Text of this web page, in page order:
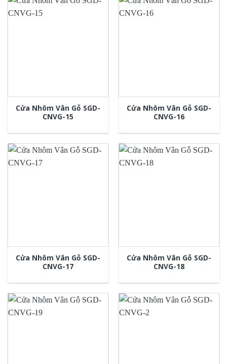
Cửa Nhôm Vân Gỗ SGD-
CNVG-15
Cửa Nhôm Vân Gỗ SGD-
CNVG-16
Cửa Nhôm Vân Gỗ SGD-
CNVG-17
Cửa Nhôm Vân Gỗ SGD-
CNVG-18